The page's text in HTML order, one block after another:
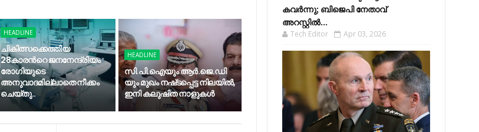
HEADLINE
ചികിത്സക്കെത്തിയ
28കാരന്‍റെ ജനനേന്ദ്രിയം
രോഗിയുടെ
അനുവാദമില്ലാതെ നീക്കം
ചെയ്തു..
HEADLINE
സി.​പി.​ഐ​യും ആ​ർ.​ജെ.​ഡി​
യും മു​ഖം ന​ഷ്​​​ട​പ്പെ​ട്ട നി​ല​യിൽ,
ഇനി കലുഷിത നാളുകൾ
കവർന്നു; ബിജെപി നേതാവ്
അറസ്റ്റിൽ...
Tech Editor Apr 03, 2026